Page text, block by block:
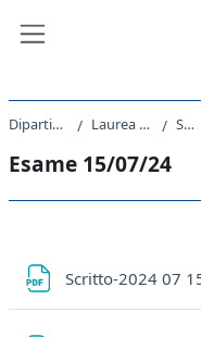
Dipartimento di Fisica Laurea triennale (DM270) SM20 - FISICA
Esame 15/07/24
Scritto-2024 07